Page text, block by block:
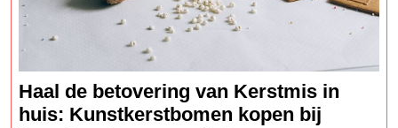
Haal de betovering van Kerstmis in
huis: Kunstkerstbomen kopen bij